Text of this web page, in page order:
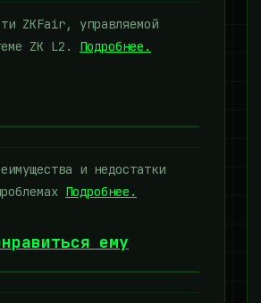
ZKFair, управляемой
ZK L2. Подробнее.
и недостатки
Подробнее.
ему